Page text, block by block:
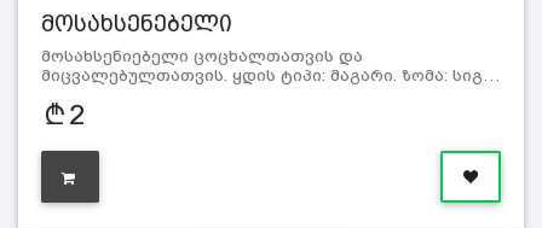
მოსახსენებელი
მოსახსენიებელი ცოცხალთათვის და
მიცვალებულთათვის. ყდის ტიპი: მაგარი. ზომა: სიგ…
2